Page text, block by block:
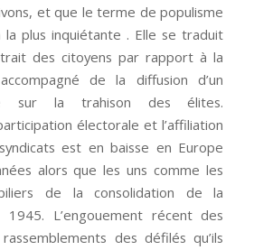
et que le terme de populisme
plus inquiétante . Elle se traduit
des citoyens par rapport à la
de la diffusion d’un
sur la trahison des élites.
électorale et l’affiliation
est en baisse en Europe
alors que les uns comme les
de la consolidation de la
1945. L’engouement récent des
des défilés qu’ils